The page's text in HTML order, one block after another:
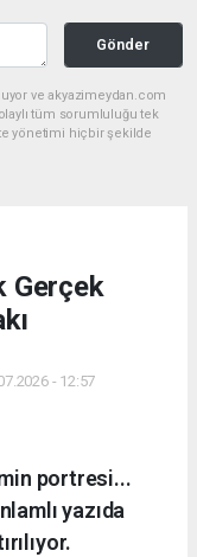
Gönder
ve akyazimeydan.com
tüm sorumluluğu tek
yönetimi hiçbir şekilde
Gerçek
- 12:57
portresi...
yazıda